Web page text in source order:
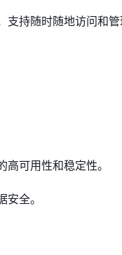
持随时随地访问和管
可用性和稳定性。
全。